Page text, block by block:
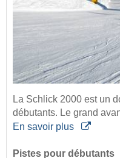
La Schlick 2000 est un
débutants. Le grand
En savoir plus
Pistes pour débutants